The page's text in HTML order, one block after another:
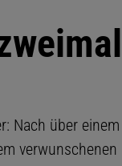
Nach über einem
verwunschenen